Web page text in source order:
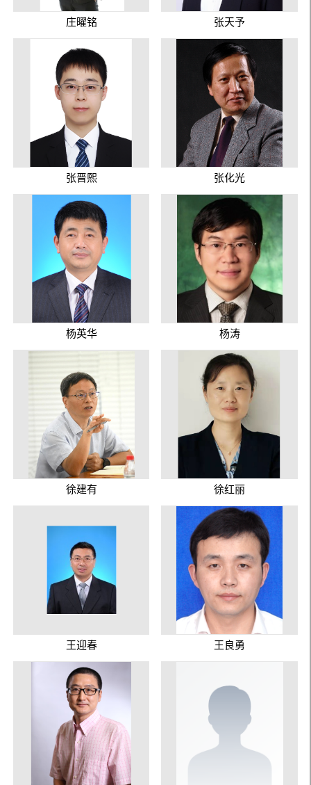
庄曜铭 张天予
张晋熙 张化光
杨英华 杨涛
徐建有 徐红丽
王迎春 王良勇